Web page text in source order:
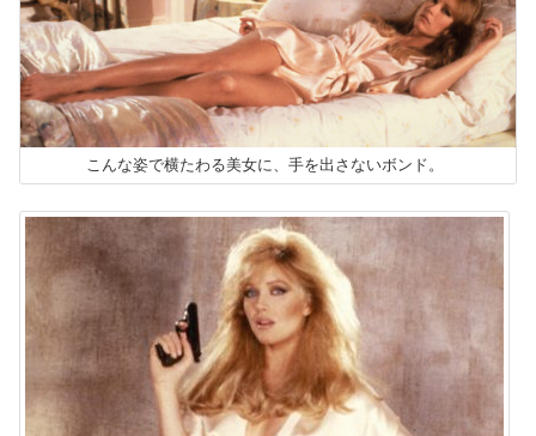
こんな姿で横たわる美女に、手を出さないボンド。